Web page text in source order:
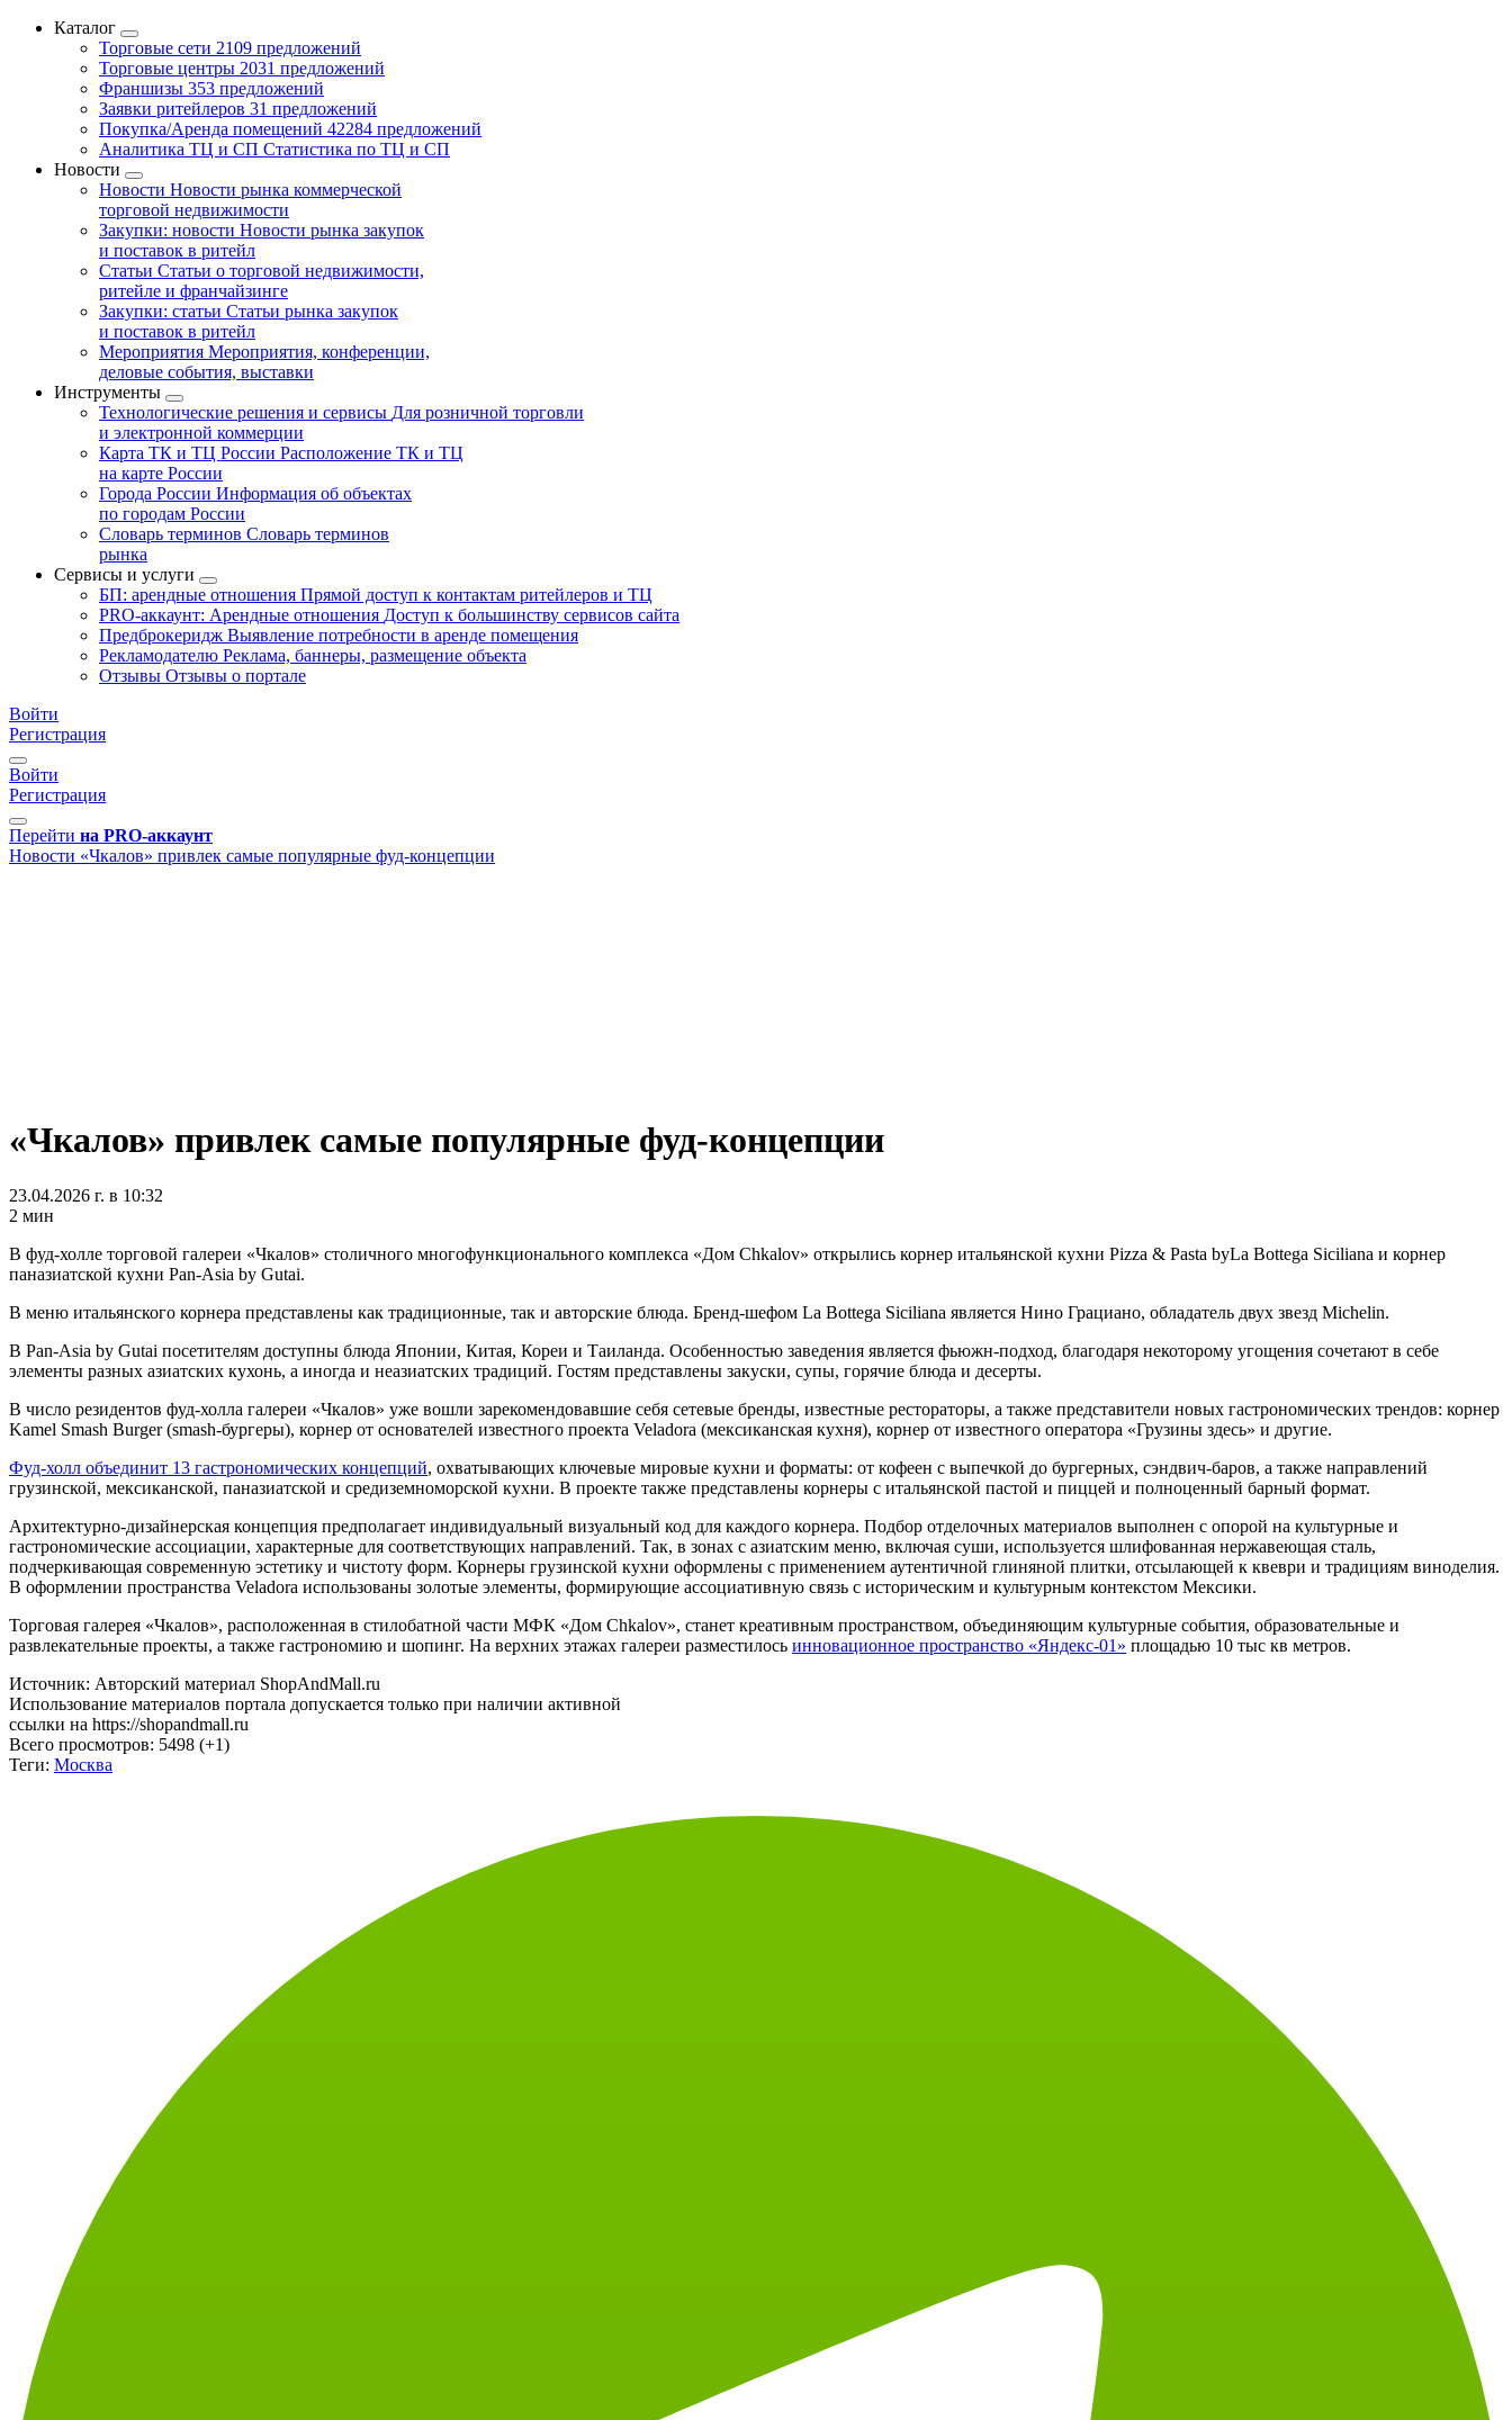
Каталог
Торговые сети 2109 предложений
Торговые центры 2031 предложений
Франшизы 353 предложений
Заявки ритейлеров 31 предложений
Покупка/Аренда помещений 42284 предложений
Аналитика ТЦ и СП Статистика по ТЦ и СП
Новости
Новости Новости рынка коммерческой
торговой недвижимости
Закупки: новости Новости рынка закупок
и поставок в ритейл
Статьи Статьи о торговой недвижимости,
ритейле и франчайзинге
Закупки: статьи Статьи рынка закупок
и поставок в ритейл
Мероприятия Мероприятия, конференции,
деловые события, выставки
Инструменты
Технологические решения и сервисы Для розничной торговли
и электронной коммерции
Карта ТК и ТЦ России Расположение ТК и ТЦ
на карте России
Города России Информация об объектах
по городам России
Словарь терминов Словарь терминов
рынка
Сервисы и услуги
БП: арендные отношения Прямой доступ к контактам ритейлеров и ТЦ
PRO-аккаунт: Арендные отношения Доступ к большинству сервисов сайта
Предброкеридж Выявление потребности в аренде помещения
Рекламодателю Реклама, баннеры, размещение объекта
Отзывы Отзывы о портале
Войти
Регистрация
Войти
Регистрация
Перейти на PRO-аккаунт
Новости «Чкалов» привлек самые популярные фуд-концепции
«Чкалов» привлек самые популярные фуд-концепции
23.04.2026 г. в 10:32
2 мин
В фуд-холле торговой галереи «Чкалов» столичного многофункционального комплекса «Дом Chkalov» открылись корнер итальянской кухни Pizza & Pasta byLa Bottega Siciliana и корнер
паназиатской кухни Pan-Asia by Gutai.
В меню итальянского корнера представлены как традиционные, так и авторские блюда. Бренд-шефом La Bottega Siciliana является Нино Грациано, обладатель двух звезд Michelin.
В Pan-Asia by Gutai посетителям доступны блюда Японии, Китая, Кореи и Таиланда. Особенностью заведения является фьюжн-подход, благодаря некоторому угощения сочетают в себе
элементы разных азиатских кухонь, а иногда и неазиатских традиций. Гостям представлены закуски, супы, горячие блюда и десерты.
В число резидентов фуд-холла галереи «Чкалов» уже вошли зарекомендовавшие себя сетевые бренды, известные рестораторы, а также представители новых гастрономических трендов: корнер
Kamel Smash Burger (smash-бургеры), корнер от основателей известного проекта Veladora (мексиканская кухня), корнер от известного оператора «Грузины здесь» и другие.
Фуд-холл объединит 13 гастрономических концепций, охватывающих ключевые мировые кухни и форматы: от кофеен с выпечкой до бургерных, сэндвич-баров, а также направлений
грузинской, мексиканской, паназиатской и средиземноморской кухни. В проекте также представлены корнеры с итальянской пастой и пиццей и полноценный барный формат.
Архитектурно-дизайнерская концепция предполагает индивидуальный визуальный код для каждого корнера. Подбор отделочных материалов выполнен с опорой на культурные и
гастрономические ассоциации, характерные для соответствующих направлений. Так, в зонах с азиатским меню, включая суши, используется шлифованная нержавеющая сталь,
подчеркивающая современную эстетику и чистоту форм. Корнеры грузинской кухни оформлены с применением аутентичной глиняной плитки, отсылающей к квеври и традициям виноделия.
В оформлении пространства Veladora использованы золотые элементы, формирующие ассоциативную связь с историческим и культурным контекстом Мексики.
Торговая галерея «Чкалов», расположенная в стилобатной части МФК «Дом Chkalov», станет креативным пространством, объединяющим культурные события, образовательные и
развлекательные проекты, а также гастрономию и шопинг. На верхних этажах галереи разместилось инновационное пространство «Яндекс-01» площадью 10 тыс кв метров.
Источник: Авторский материал ShopAndMall.ru
Использование материалов портала допускается только при наличии активной
ссылки на https://shopandmall.ru
Всего просмотров: 5498 (+1)
Теги: Москва